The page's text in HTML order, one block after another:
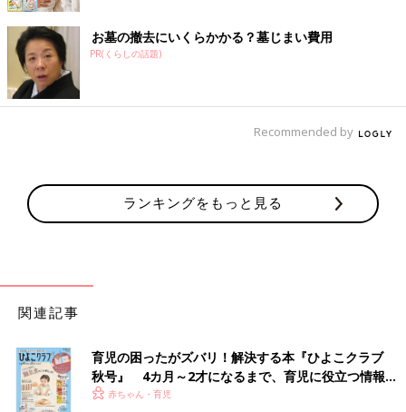
お墓の撤去にいくらかかる？墓じまい費用
PR(くらしの話題)
Recommended by
ランキングをもっと見る
関連記事
育児の困ったがズバリ！解決する本『ひよこクラブ
秋号』 4カ月～2才になるまで、育児に役立つ情報が
いっぱい！
赤ちゃん・育児